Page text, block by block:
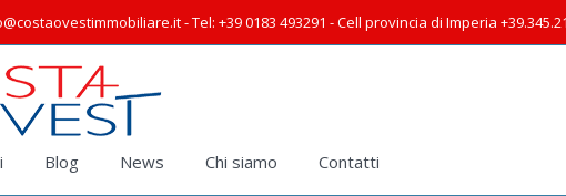
- Tel: +39 0183 493291 - Cell provincia di Imperia
Blog News Chi siamo Contatti